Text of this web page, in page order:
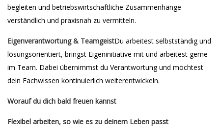
begleiten und betriebswirtschaftliche Zusammenhänge
verständlich und praxisnah zu vermitteln.
Eigenverantwortung & TeamgeistDu arbeitest selbstständig und
lösungsorientiert, bringst Eigeninitiative mit und arbeitest gerne
im Team. Dabei übernimmst du Verantwortung und möchtest
dein Fachwissen kontinuierlich weiterentwickeln.
Worauf du dich bald freuen kannst
Flexibel arbeiten, so wie es zu deinem Leben passt